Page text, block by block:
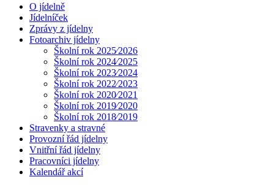
O jídelně
Jídelníček
Zprávy z jídelny
Fotoarchiv jídelny
Školní rok 2025⁄2026
Školní rok 2024⁄2025
Školní rok 2023⁄2024
Školní rok 2022⁄2023
Školní rok 2020⁄2021
Školní rok 2019⁄2020
Školní rok 2018⁄2019
Stravenky a stravné
Provozní řád jídelny
Vnitřní řád jídelny
Pracovníci jídelny
Kalendář akcí